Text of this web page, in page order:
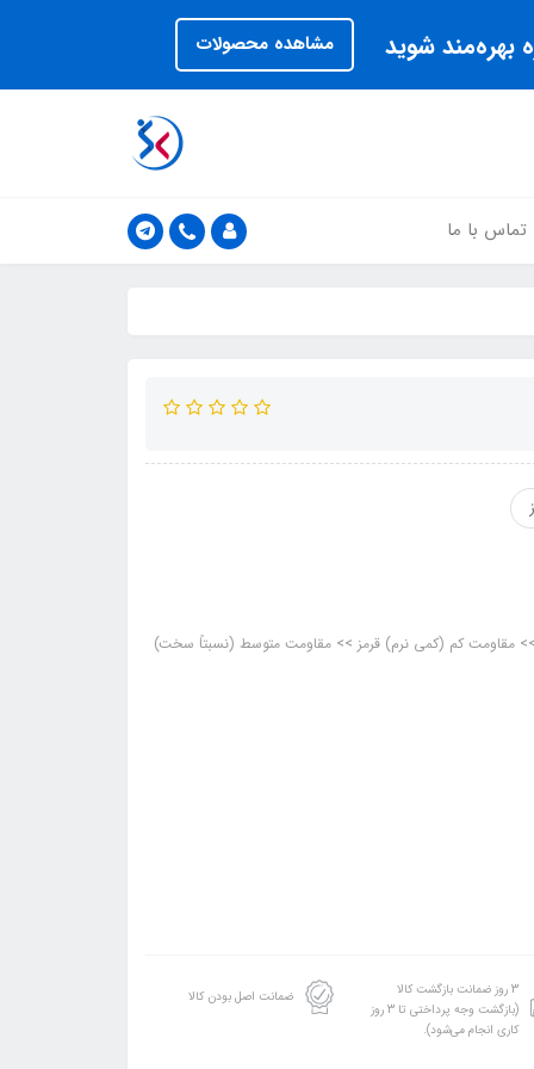
بهره‌مند شوید مشاهده محصولات
تماس با ما
مقاومت کم (کمی نرم) قرمز >> مقاومت متوسط (نسبتاً سخت)
3 روز ضمانت بازگشت کالا
(بازگشت وجه پرداختی تا 3 روز
کاری انجام می‌شود).
ضمانت اصل بودن کالا